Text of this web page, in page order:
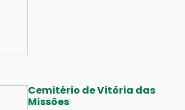
Cemitério de Vitória das
Missões